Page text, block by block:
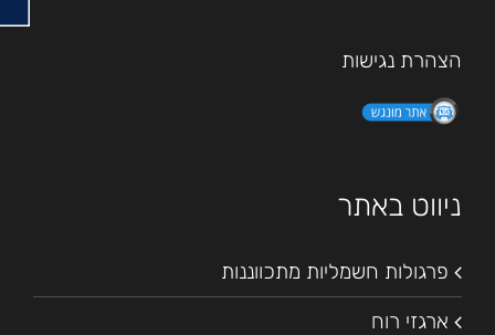
הצהרת נגישות
ניווט באתר
פרגולות חשמליות מתכווננות
ארגזי רוח